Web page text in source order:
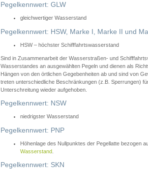
Pegelkennwert: GLW
gleichwertiger Wasserstand
Pegelkennwert: HSW, Marke I, Marke II und
HSW – höchster Schifffahrtswasserstand
Sind in Zusammenarbeit der Wasserstraßen- und
Wasserstandes an ausgewählten Pegeln und dienen als
Hängen von den örtlichen Gegebenheiten ab und sind von
treten unterschiedliche Beschränkungen (z.B. Sperrungen)
Unterschreitung wieder aufgehoben.
Pegelkennwert: NSW
niedrigster Wasserstand
Pegelkennwert: PNP
Höhenlage des Nullpunktes der Pegellatte bezogen
Wasserstand
Pegelkennwert: SKN